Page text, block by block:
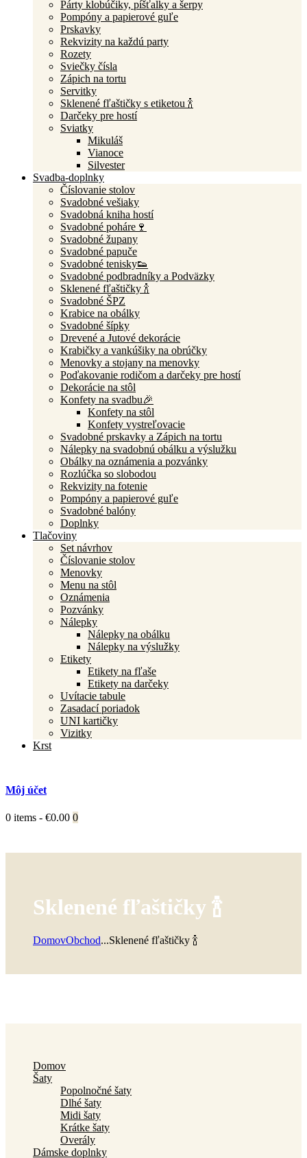
Párty klobúčiky, píšťalky a šerpy
Pompóny a papierové guľe
Prskavky
Rekvizity na každú party
Rozety
Sviečky čísla
Zápich na tortu
Servitky
Sklenené fľaštičky s etiketou 🍾
Darčeky pre hostí
Sviatky
Mikuláš
Vianoce
Silvester
Svadba-doplnky
Číslovanie stolov
Svadobné vešiaky
Svadobná kniha hostí
Svadobné poháre🍷
Svadobné župany
Svadobné papuče
Svadobné tenisky👟
Svadobné podbradníky a Podväzky
Sklenené fľaštičky 🍾
Svadobné ŠPZ
Krabice na obálky
Svadobné šípky
Drevené a Jutové dekorácie
Krabičky a vankúšiky na obrúčky
Menovky a stojany na menovky
Poďakovanie rodičom a darčeky pre hostí
Dekorácie na stôl
Konfety na svadbu🎉
Konfety na stôl
Konfety vystreľovacie
Svadobné prskavky a Zápich na tortu
Nálepky na svadobnú obálku a výslužku
Obálky na oznámenia a pozvánky
Rozlúčka so slobodou
Rekvizity na fotenie
Pompóny a papierové guľe
Svadobné balóny
Doplnky
Tlačoviny
Set návrhov
Číslovanie stolov
Menovky
Menu na stôl
Oznámenia
Pozvánky
Nálepky
Nálepky na obálku
Nálepky na výslužky
Etikety
Etikety na fľaše
Etikety na darčeky
Uvítacie tabule
Zasadací poriadok
UNI kartičky
Vizitky
Krst
Môj účet
0 items - €0.00 0
Sklenené fľaštičky 🍾
DomovObchod...Sklenené fľaštičky 🍾
Domov
Šaty
Popolnočné šaty
Dlhé šaty
Midi šaty
Krátke šaty
Overály
Dámske doplnky